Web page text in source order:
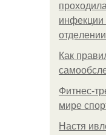
Как
Фитнес-
мире
Настя